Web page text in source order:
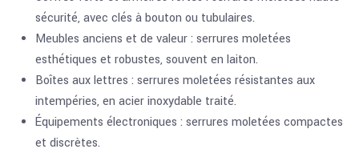
sécurité, avec clés à bouton ou tubulaires.
Meubles anciens et de valeur : serrures moletées
esthétiques et robustes, souvent en laiton.
Boîtes aux lettres : serrures moletées résistantes aux
intempéries, en acier inoxydable traité.
Équipements électroniques : serrures moletées compactes
et discrètes.